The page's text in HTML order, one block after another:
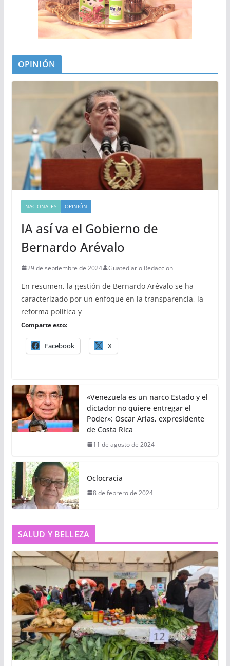
OPINIÓN
NACIONALES OPINIÓN
IA así va el Gobierno de
Bernardo Arévalo
29 de septiembre de 2024 Guatediario Redaccion
En resumen, la gestión de Bernardo Arévalo se ha
caracterizado por un enfoque en la transparencia, la
reforma política y
Comparte esto:
Facebook X
«Venezuela es un narco Estado y el
dictador no quiere entregar el
Poder»: Oscar Arias, expresidente
de Costa Rica
11 de agosto de 2024
Oclocracia
8 de febrero de 2024
SALUD Y BELLEZA